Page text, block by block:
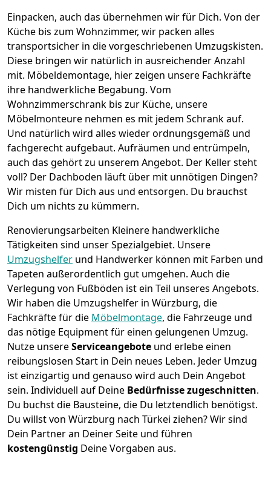
Einpacken, auch das übernehmen wir für Dich. Von der
Küche bis zum Wohnzimmer, wir packen alles
transportsicher in die vorgeschriebenen Umzugskisten.
Diese bringen wir natürlich in ausreichender Anzahl
mit. Möbeldemontage, hier zeigen unsere Fachkräfte
ihre handwerkliche Begabung. Vom
Wohnzimmerschrank bis zur Küche, unsere
Möbelmonteure nehmen es mit jedem Schrank auf.
Und natürlich wird alles wieder ordnungsgemäß und
fachgerecht aufgebaut. Aufräumen und entrümpeln,
auch das gehört zu unserem Angebot. Der Keller steht
voll? Der Dachboden läuft über mit unnötigen Dingen?
Wir misten für Dich aus und entsorgen. Du brauchst
Dich um nichts zu kümmern.
Renovierungsarbeiten Kleinere handwerkliche
Tätigkeiten sind unser Spezialgebiet. Unsere
Umzugshelfer und Handwerker können mit Farben und
Tapeten außerordentlich gut umgehen. Auch die
Verlegung von Fußböden ist ein Teil unseres Angebots.
Wir haben die Umzugshelfer in Würzburg, die
Fachkräfte für die Möbelmontage, die Fahrzeuge und
das nötige Equipment für einen gelungenen Umzug.
Nutze unsereServiceangebote und erlebe einen
reibungslosen Start in Dein neues Leben. Jeder Umzug
ist einzigartig und genauso wird auch Dein Angebot
sein. Individuell auf Deine Bedürfnisse zugeschnitten.
Du buchst die Bausteine, die Du letztendlich benötigst.
Du willst von Würzburg nach Türkei ziehen? Wir sind
Dein Partner an Deiner Seite und führen
kostengünstig Deine Vorgaben aus.